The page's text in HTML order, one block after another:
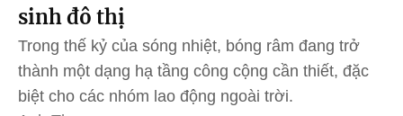
sinh đô thị
Trong thế kỷ của sóng nhiệt, bóng râm đang trở
thành một dạng hạ tầng công cộng cần thiết, đặc
biệt cho các nhóm lao động ngoài trời.